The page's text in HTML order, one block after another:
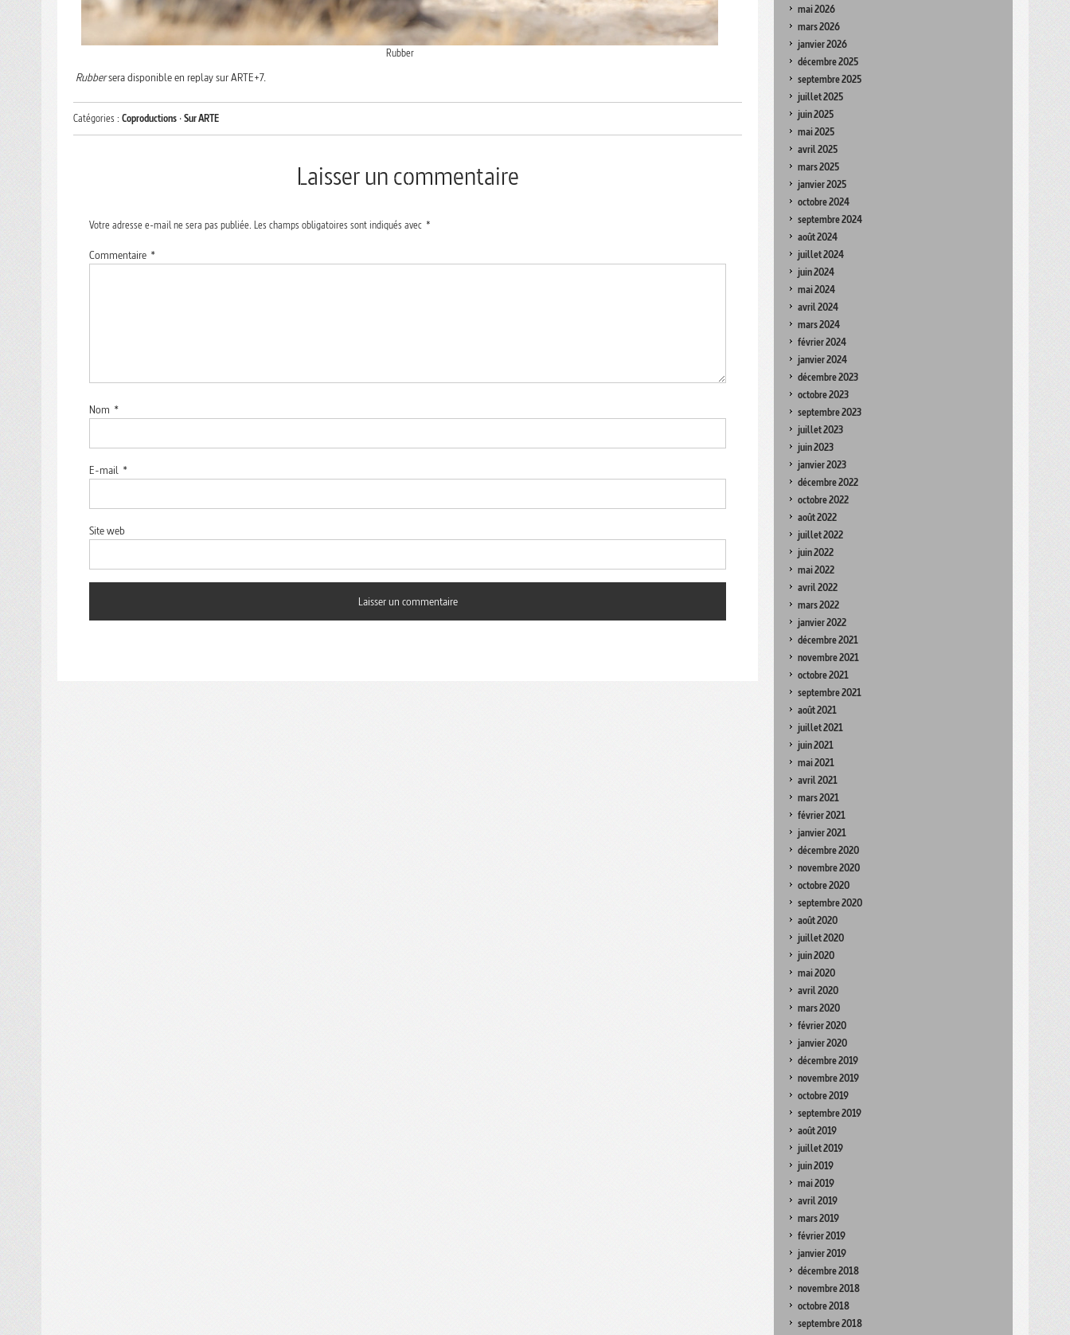
Rubber
Rubbersera disponible en replay sur ARTE+7.
Catégories : Coproductions ·Sur ARTE
Laisser un commentaire
Votre adresse e-mail ne sera pas publiée. Les champs obligatoires sont indiqués avec *
Commentaire *
Nom *
E-mail *
Site web
mai 2026
mars 2026
janvier 2026
décembre 2025
septembre 2025
juillet 2025
juin 2025
mai 2025
avril 2025
mars 2025
janvier 2025
octobre 2024
septembre 2024
août 2024
juillet 2024
juin 2024
mai 2024
avril 2024
mars 2024
février 2024
janvier 2024
décembre 2023
octobre 2023
septembre 2023
juillet 2023
juin 2023
janvier 2023
décembre 2022
octobre 2022
août 2022
juillet 2022
juin 2022
mai 2022
avril 2022
mars 2022
janvier 2022
décembre 2021
novembre 2021
octobre 2021
septembre 2021
août 2021
juillet 2021
juin 2021
mai 2021
avril 2021
mars 2021
février 2021
janvier 2021
décembre 2020
novembre 2020
octobre 2020
septembre 2020
août 2020
juillet 2020
juin 2020
mai 2020
avril 2020
mars 2020
février 2020
janvier 2020
décembre 2019
novembre 2019
octobre 2019
septembre 2019
août 2019
juillet 2019
juin 2019
mai 2019
avril 2019
mars 2019
février 2019
janvier 2019
décembre 2018
novembre 2018
octobre 2018
septembre 2018